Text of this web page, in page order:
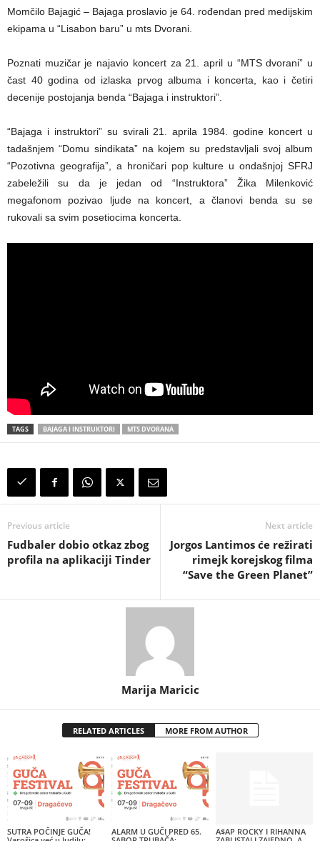
Momčilo Bajagić – Bajaga proslavio je 64. rođendan pred medijskim
ekipama u “Lisabon baru” u mts Dvorani.
Poznati muzičar je najavio koncert za 21. april u “MTS dvorani” u
čast 40 godina od izlaska prvog albuma i koncerta, kao i četiri
decenije postojanja benda “Bajaga i instruktori”.
“Bajaga i instruktori” su svirali 21. aprila 1984. godine koncert u
tadašnjem “Domu sindikata” na kojem su predstavljali svoj album
“Pozotivna geografija”, a hroničari pop kulture u ondašnjoj SFRJ
zabeležili su da je jedan od “Instruktora” Žika Milenković
megafonom pozivao ljude na koncert, a članovi benda su se
rukovali sa svim posetiocima koncerta.
TAGS BAJAGA I INSTRUKTORI MTS DVORANA
Previous article
Fudbaler dobio otkaz zbog
profila na aplikaciji Tinder
Next article
Jorgos Lantimos će režirati
rimejk korejskog filma
“Save the Green Planet”
Marija Maricic
RELATED ARTICLES MORE FROM AUTHOR
SUTRA POČINJE GUČA!
ALARM U GUČI PRED 65.
A$AP ROCKY I RIHANNA